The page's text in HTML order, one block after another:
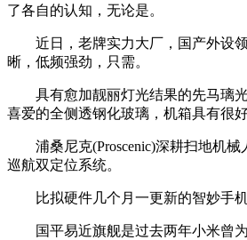
了各自的认知，无论是。
近日，老牌实力大厂，国产外设领
晰，低频强劲，只需。
具有愈加靓丽灯光结果的先马璃光
喜爱的全侧透钢化玻璃，机箱具有很好
浦桑尼克(Proscenic)深耕扫地机械
巡航双定位系统。
比拟硬件几个月一更新的智妙手机
国平易近旗舰是过去两年小米曾为